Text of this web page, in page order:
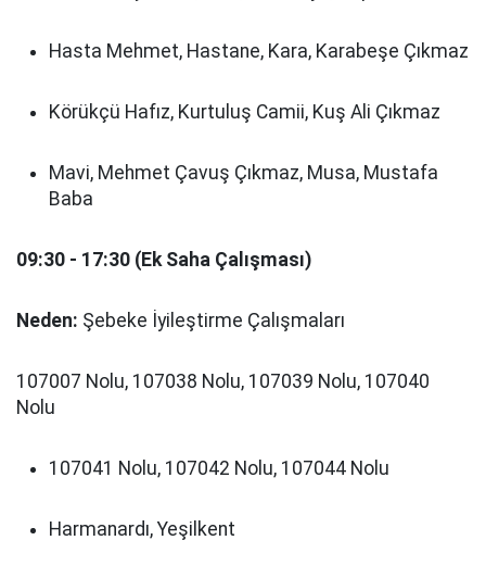
Hasta Mehmet, Hastane, Kara, Karabeşe Çıkmaz
Körükçü Hafız, Kurtuluş Camii, Kuş Ali Çıkmaz
Mavi, Mehmet Çavuş Çıkmaz, Musa, Mustafa
Baba
09:30 - 17:30 (Ek Saha Çalışması)
Neden: Şebeke İyileştirme Çalışmaları
107007 Nolu, 107038 Nolu, 107039 Nolu, 107040
Nolu
107041 Nolu, 107042 Nolu, 107044 Nolu
Harmanardı, Yeşilkent